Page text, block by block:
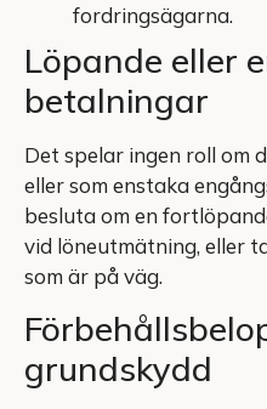
fordringsägarna.
Löpande eller
betalningar
Det spelar ingen roll om
eller som enstaka
besluta om en
vid löneutmätning, eller
som är på väg.
grundskydd